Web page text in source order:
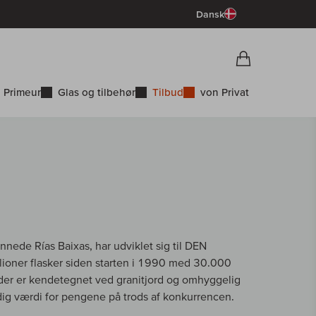
Dansk
Primeur Glas og tilbehør Tilbud von Privat
Rías Baixas, har udviklet sig til DEN
flasker siden starten i 1990 med 30.000
er kendetegnet ved granitjord og omhyggelig
værdi for pengene på trods af konkurrencen.